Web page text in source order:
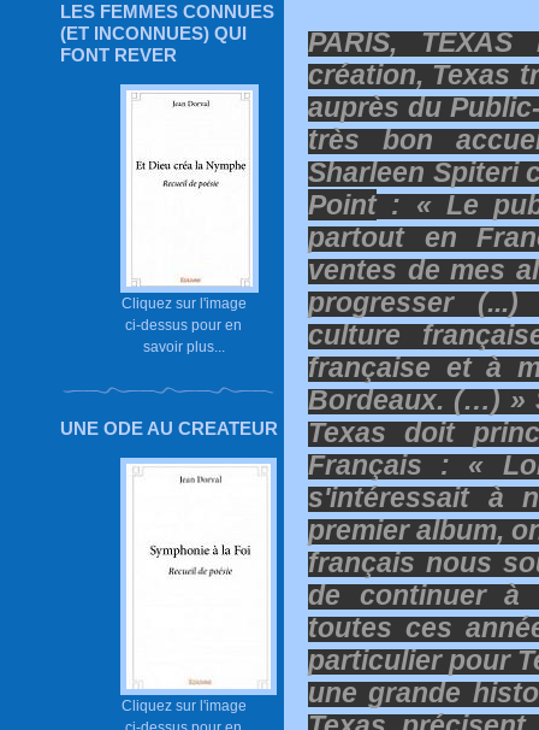
LES FEMMES CONNUES
(ET INCONNUES) QUI
FONT REVER
Cliquez sur l'image
ci-dessus pour en
savoir plus...
UNE ODE AU CREATEUR
Cliquez sur l'image
PARIS,
création, Texas
auprès du
très bon
Sharleen Spiteri
Point:« Le
partout en
ventes de mes
progresser
culture
française et à
Bordeaux. (…) »
Texas doit
Français :«
s'intéressait à
premier album,
français nous
de continuer à
toutes ces
particulier pour
une grande